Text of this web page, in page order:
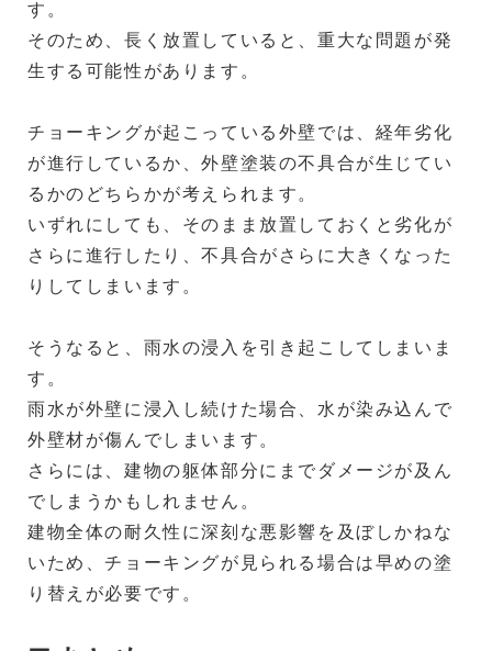
す。
そのため、長く放置していると、重大な問題が発
生する可能性があります。
チョーキングが起こっている外壁では、経年劣化
が進行しているか、外壁塗装の不具合が生じてい
るかのどちらかが考えられます。
いずれにしても、そのまま放置しておくと劣化が
さらに進行したり、不具合がさらに大きくなった
りしてしまいます。
そうなると、雨水の浸入を引き起こしてしまいま
す。
雨水が外壁に浸入し続けた場合、水が染み込んで
外壁材が傷んでしまいます。
さらには、建物の躯体部分にまでダメージが及ん
でしまうかもしれません。
建物全体の耐久性に深刻な悪影響を及ぼしかねな
いため、チョーキングが見られる場合は早めの塗
り替えが必要です。